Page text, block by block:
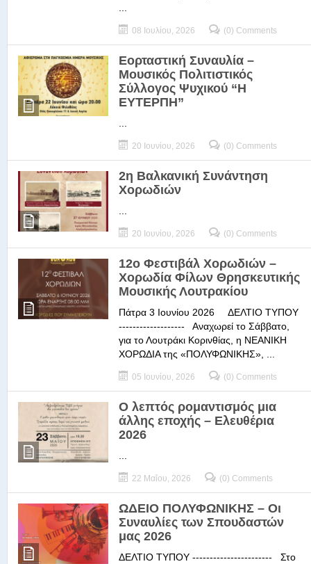
08 Ιουλίου, 2026 (0) Comments
Εορταστική Συναυλία –
Μουσικός Πολιτιστικός
Σύλλογος Ψυχικού “Η
ΕΥΤΕΡΠΗ”
20 Ιουνίου, 2026 (0) Comments
2η Βαλκανική Συνάντηση
Χορωδιών
20 Ιουνίου, 2026 (0) Comments
12ο Φεστιβάλ Χορωδιών –
Χορωδία Φίλων Θρησκευτικής
Μουσικής Λουτρακίου
Πάτρα 3 Ιουνίου 2026 ΔΕΛΤΙΟ ΤΥΠΟΥ
------------------- Αναχωρεί το Σάββατο,
για το Λουτράκι Κορινθίας, η ΝΕΑΝΙΚΗ
ΧΟΡΩΔΙΑ της «ΠΟΛΥΦΩΝΙΚΗΣ», ...
05 Ιουνίου, 2026 (0) Comments
Ο λεπτός ρομαντισμός μια
άλλης εποχής – Ελευθέρια
2026
22 Μαΐου, 2026 (0) Comments
ΩΔΕΙΟ ΠΟΛΥΦΩΝΙΚΗΣ – Οι
Συναυλίες των Σπουδαστών
μας 2026
ΔΕΛΤΙΟ ΤΥΠΟΥ ----------------------- Στο